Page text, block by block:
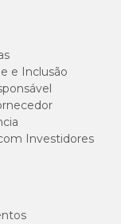
e Inclusão
Investidores